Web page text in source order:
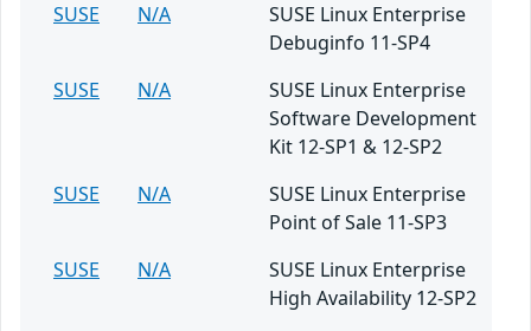
SUSE
N/A
SUSE Linux Enterprise
Debuginfo 11-SP4
SUSE
N/A
SUSE Linux Enterprise
Software Development
Kit 12-SP1 & 12-SP2
SUSE
N/A
SUSE Linux Enterprise
Point of Sale 11-SP3
SUSE
N/A
SUSE Linux Enterprise
High Availability 12-SP2